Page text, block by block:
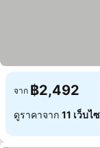
จาก ฿2,492
ดูราคาจาก 11 เว็บไ